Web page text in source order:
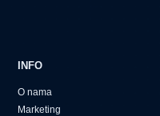
INFO
O nama
Marketing